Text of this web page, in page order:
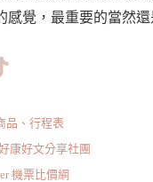
覺，最重要的當然還
品、行程表
康好文分享社團
機票比價網